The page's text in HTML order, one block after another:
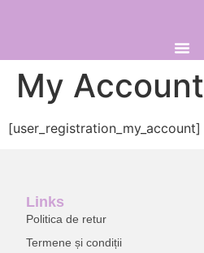
My Account
[user_registration_my_account]
Links
Politica de retur
Termene și condiții